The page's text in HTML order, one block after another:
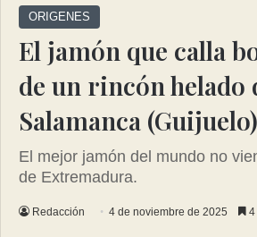
ORIGENES
El jamón que calla
de un rincón helado
Salamanca (Guijuelo)
El mejor jamón del mundo no
de Extremadura.
Redacción 4 de noviembre de 2025 4